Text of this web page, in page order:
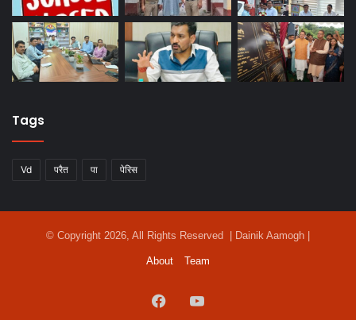
Tags
Vd परैत पा पेरिस
© Copyright 2026, All Rights Reserved | Dainik Aamogh |
About Team
Facebook